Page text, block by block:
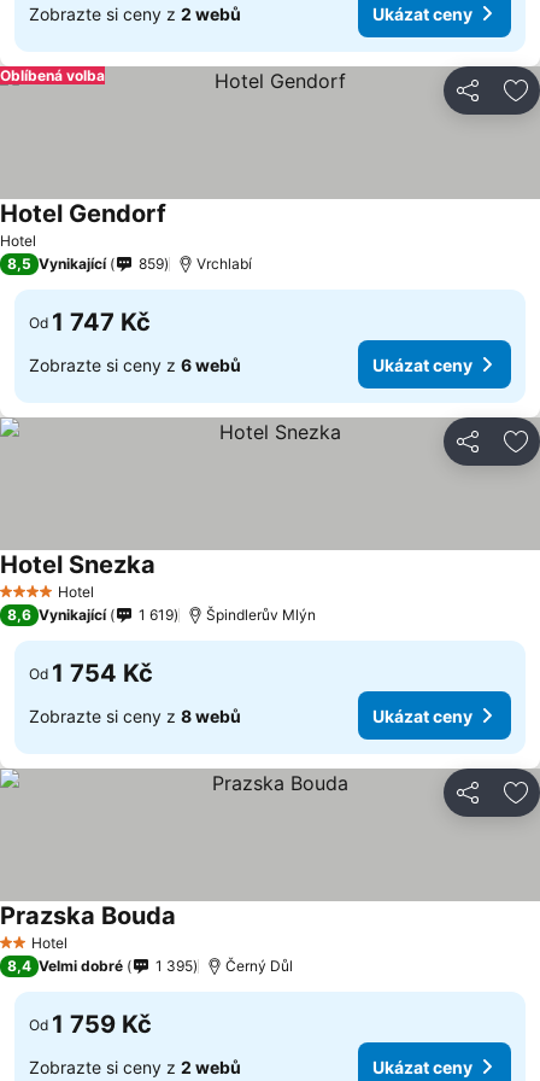
Zobrazte si ceny z 2 webů Ukázat ceny
Sdílet
Oblíbená volba
Hotel
Hotel Gendorf
8,5 Vynikající 859 Vrchlabí
Od 1 747 Kč
Zobrazte si ceny z 6 webů Ukázat ceny
Sdílet
4 Počet hvězdiček
Hotel
Hotel Snezka
8,6 Vynikající 1 619 Špindlerův Mlýn
Od 1 754 Kč
Zobrazte si ceny z 8 webů Ukázat ceny
Sdílet
2 Počet hvězdiček
Hotel
Prazska Bouda
8,4 Velmi dobré 1 395 Černý Důl
Od 1 759 Kč
Zobrazte si ceny z 2 webů Ukázat ceny